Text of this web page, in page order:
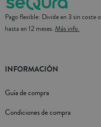
Pago flexible: Divide en 3 sin coste o
hasta en 12 meses. Más info.
INFORMACIÓN
Guía de compra
Condiciones de compra